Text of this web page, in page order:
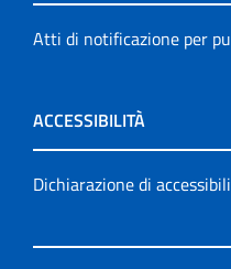
Atti di notificazione per
ACCESSIBILITÀ
Dichiarazione di